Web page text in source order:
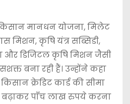
मानधन योजना, मिलेट
मिशन, कृषि यंत्र सब्सिडी,
और डिजिटल कृषि मिशन जैसी
बना रही हैं। उन्होंने कहा
क्रेडिट कार्ड की सीमा
पाँच लाख रुपये करना